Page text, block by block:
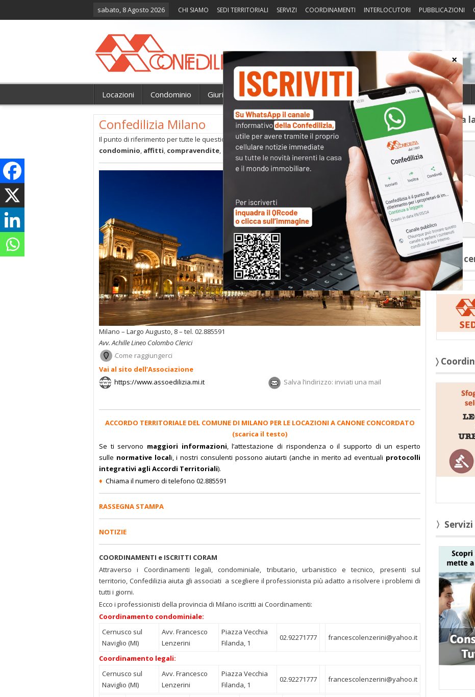
sabato, 8 Agosto 2026 CHI SIAMO SEDI TERRITORIALI SERVIZI COORDINAMENTI INTERLOCUTORI PUBBLICAZIONI
Locazioni Condominio Giurisprudenza Fisco Portierato Intorno alla casa Notizie
Confedilizia Milano
Il punto di riferimento per tutte le questioni che riguardano lacasae gliimmobili
in genere:
condominio, affitti, compravendite, tasse,catasto…
Milano – Largo Augusto, 8 – tel. 02.885591
Avv. Achille Lineo Colombo Clerici
Come raggiungerci
Vai al sito dell’Associazione
https://www.assoedilizia.mi.it
Salva l’indirizzo: inviati una mail
ACCORDO TERRITORIALE DEL COMUNE DI MILANO PER LE LOCAZIONI A CANONE CONCORDATO
(scarica il testo)
Se ti servono maggiori informazioni, l’attestazione di rispondenza o il supporto di un esperto
sulle normative locali, i nostri consulenti possono aiutarti(anche in merito ad eventuali protocolli
integrativi agli Accordi Territoriali).
♦ Chiama il numero di telefono 02.885591
RASSEGNA STAMPA
NOTIZIE
COORDINAMENTI e ISCRITTI CORAM
Attraverso i Coordinamenti legali, condominiale, tributario, urbanistico e tecnico, presenti sul
territorio, Confedilizia aiuta gli associati a scegliere il professionista più adatto a risolvere i problemi di
tutti i giorni.
Ecco i professionisti della provincia di Milano iscritti ai Coordinamenti:
Coordinamento condominiale:
Cernusco sul
Naviglio (MI)
Avv. Francesco
Lenzerini
Piazza Vecchia
Filanda, 1
02.92271777 francescolenzerini@yahoo.it
Coordinamento legali:
Cernusco sul
Naviglio (MI)
Avv. Francesco
Lenzerini
Piazza Vecchia
Filanda, 1
02.92271777 francescolenzerini@yahoo.it
〉 Trova
〉 Sede
〉
〉